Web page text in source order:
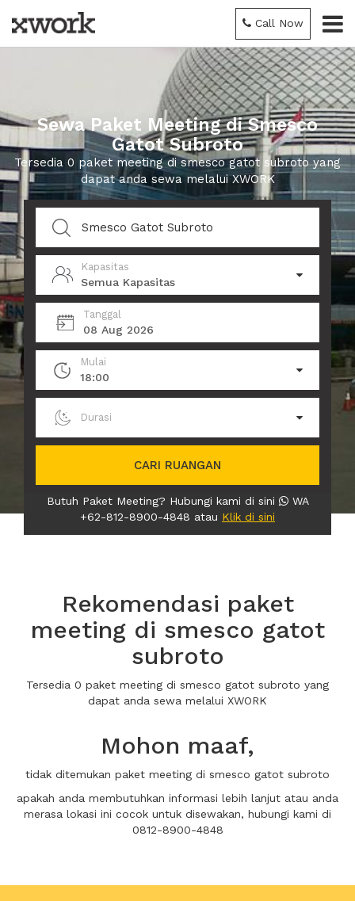
Call Now
Sewa Paket Meeting di Smesco
Gatot Subroto
Tersedia 0 paket meeting di smesco gatot subroto yang
dapat anda sewa melalui XWORK
Kapasitas
Semua Kapasitas
Tanggal
08 Aug 2026
Mulai
18:00
Durasi
CARI RUANGAN
Butuh Paket Meeting? Hubungi kami di sini
WA
+62-812-8900-4848 atau Klik di sini
Rekomendasi paket
meeting di smesco gatot
subroto
Tersedia 0 paket meeting di smesco gatot subroto yang
dapat anda sewa melalui XWORK
Mohon maaf,
tidak ditemukan paket meeting di smesco gatot subroto
apakah anda membutuhkan informasi lebih lanjut atau anda
merasa lokasi ini cocok untuk disewakan, hubungi kami di
0812-8900-4848